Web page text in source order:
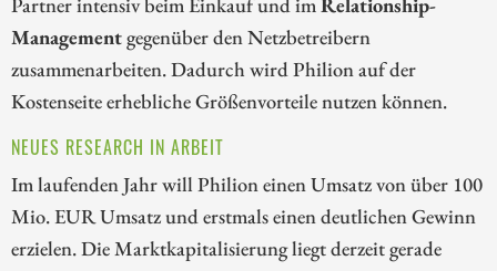
Managementgegenüber den Netzbetreibern
zusammenarbeiten. Dadurch wird Philion auf der
Kostenseite erhebliche Größenvorteile nutzen können.
NEUES RESEARCH IN ARBEIT
Im laufenden Jahr will Philion einen Umsatz von über 100
Mio. EUR Umsatz und erstmals einen deutlichen Gewinn
erzielen. Die Marktkapitalisierung liegt derzeit gerade